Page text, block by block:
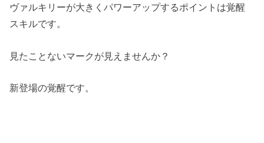
ヴァルキリーが大きくパワーアップするポイントは覚醒
スキルです。
見たことないマークが見えませんか？
新登場の覚醒です。